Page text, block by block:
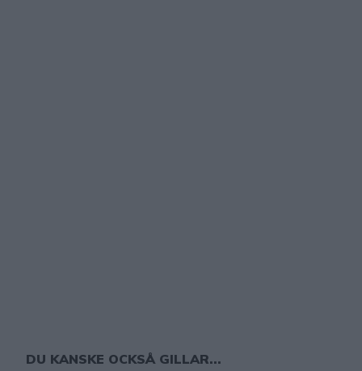
DU KANSKE OCKSÅ GILLAR...